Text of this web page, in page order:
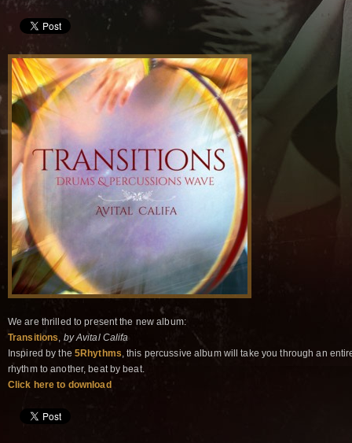
We are thrilled to present the new album:
Transitions, by Avital Califa
Inspired by the 5Rhythms, this percussive album will take you through an
rhythm to another, beat by beat.
Click here to download